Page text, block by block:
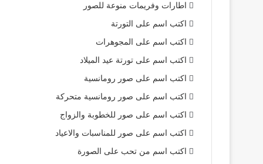
اطارات وفريمات منوعة للصور
اكتب اسم على التورتة
اكتب اسم على المجوهرات
اكتب اسم على تورتة عيد الميلاد
اكتب اسم على صور رومانسية
اكتب اسم على صور رومانسية متحركة
اكتب اسم على صور للخطوبة والزواج
اكتب اسم على صور للمناسبات والاعياد
اكتب اسم من تحب على الصورة